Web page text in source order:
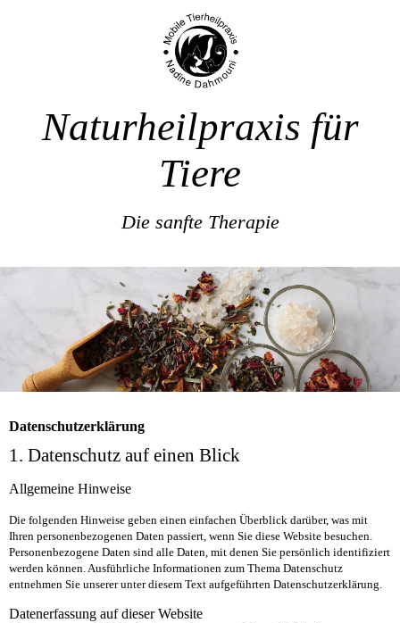
Naturheilpraxis für
Tiere
Die sanfte Therapie
Datenschutzerklärung
1. Datenschutz auf einen Blick
Allgemeine Hinweise
Die folgenden Hinweise geben einen einfachen Überblick darüber, was mit
Ihren personenbezogenen Daten passiert, wenn Sie diese Website besuchen.
Personenbezogene Daten sind alle Daten, mit denen Sie persönlich identifiziert
werden können. Ausführliche Informationen zum Thema Datenschutz
entnehmen Sie unserer unter diesem Text aufgeführten Datenschutzerklärung.
Datenerfassung auf dieser Website